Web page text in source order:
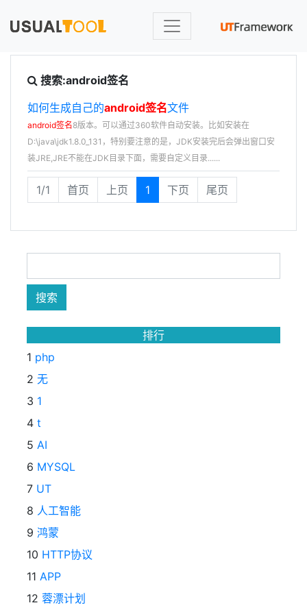
搜索:android签名
如何生成自己的android签名文件
android签名8版本。可以通过360软件自动安装。比如安装在
D:\java\jdk1.8.0_131，特别要注意的是，JDK安装完后会弹出窗口安
装JRE,JRE不能在JDK目录下面，需要自定义目录......
1/1 首页 上页 1 下页 尾页
排行
1 php
2 无
3 1
4 t
5 AI
6 MYSQL
7 UT
8 人工智能
9 鸿蒙
10 HTTP协议
11 APP
12 蓉漂计划